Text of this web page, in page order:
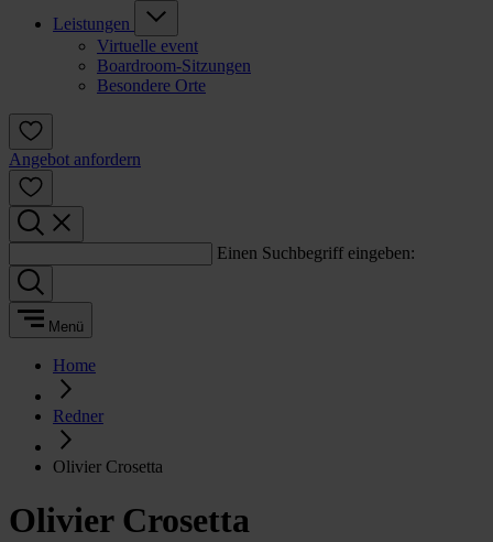
Leistungen
Virtuelle event
Boardroom-Sitzungen
Besondere Orte
Angebot anfordern
Einen Suchbegriff eingeben:
Menü
Home
Redner
Olivier Crosetta
Olivier Crosetta